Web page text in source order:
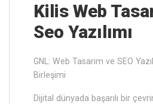
Kilis ‎Web
Seo Yazılımı
GNL: Web Tasarım ve SEO
Birleşimi
Dijital dünyada başarılı bir